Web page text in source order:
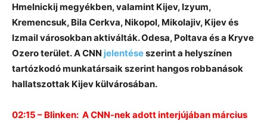
Hmelnickij megyékben, valamint Kijev, Izyum,
Kremencsuk, Bila Cerkva, Nikopol, Mikolajiv, Kijev és
Izmail városokban aktiválták. Odesa, Poltava és a Kryve
Ozero terület. A CNN jelentéseszerint a helyszínen
tartózkodó munkatársaik szerint hangos robbanások
hallatszottak Kijev külvárosában.
02:15 – Blinken: A CNN-nek adott interjújában március